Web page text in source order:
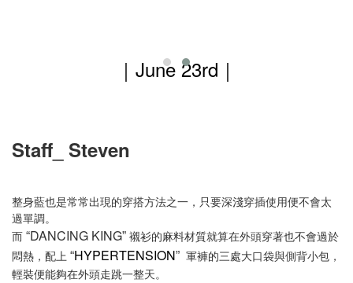
｜ June 23rd ｜
Staff_ Steven
整身藍也是常常出現的穿搭方法之一，只要深淺穿插使用便不會太
過單調。
而 “DANCING KING” 襯衫的麻料材質就算在外頭穿著也不會過於
悶熱，配上 “HYPERTENSION” 軍褲的三處大口袋與側背小包，
輕裝便能夠在外頭走跳一整天。